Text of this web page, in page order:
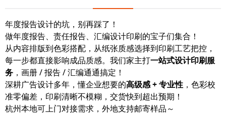
年度报告设计的坑，别再踩了！
做年度报告、责任报告、汇编设计印刷的宝子们集合！
从内容排版到色彩搭配，从纸张质感选择到印刷工艺把控，
每一步都直接影响成品质感。我们家主打一站式设计印刷服
务 ，画册 / 报告 / 汇编通通搞定！
深耕广告设计多年，懂企业想要的高级感 + 专业性 ，色彩校
准零偏差，印刷清晰不模糊，交货快到超出预期！
杭州本地可上门对接需求，外地支持邮寄样品～